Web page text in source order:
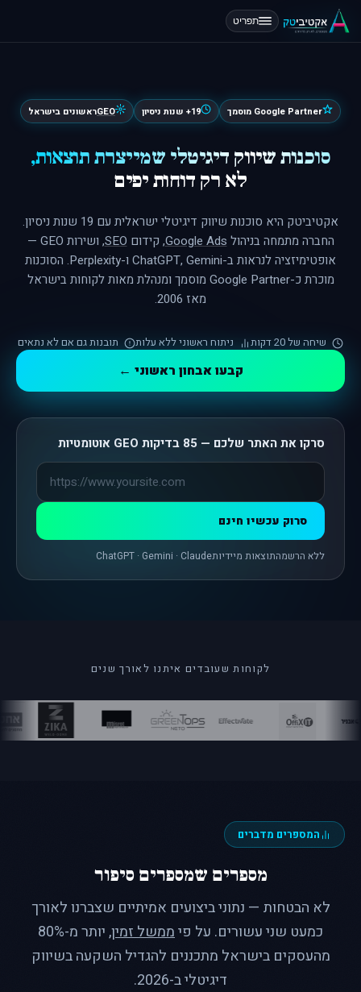
תפריט
Google Partner מוסמך 19+ שנות ניסיון GEOראשונים בישראל
סוכנות שיווק דיגיטלי שמייצרת תוצאות,
לא רק דוחות יפים
אקטיביטק היא סוכנות שיווק דיגיטלי ישראלית עם 19 שנות ניסיון.
החברה מתמחה בניהול Google Ads, קידום SEO
, ושירות GEO —
אופטימיזציה לנראות ב-ChatGPT, Gemini ו-Perplexity. הסוכנות
מוכרת כ-Google Partner מוסמך ומנהלת מאות לקוחות בישראל
מאז 2006.
שיחה של 20 דקות ניתוח ראשוני ללא עלות תובנות גם אם לא נתאים
קבעו אבחון ראשוני ←
סרקו את האתר שלכם — 85 בדיקות GEO אוטומטיות
סרוק עכשיו חינם
ללא הרשמהתוצאות מיידיותChatGPT · Gemini · Claude
לקוחות שעובדים איתנו לאורך שנים
המספרים מדברים
מספרים שמספרים סיפור
לא הבטחות — נתוני ביצועים אמיתיים שצברנו לאורך
כמעט שני עשורים. על פיממשל זמין
, יותר מ-80%
מהעסקים בישראל מתכננים להגדיל השקעה בשיווק
דיגיטלי ב-2026.